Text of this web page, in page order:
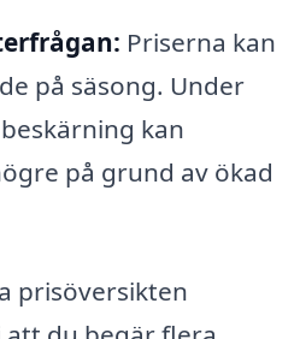
Priserna kan
på säsong. Under
kan
på grund av ökad
prisöversikten